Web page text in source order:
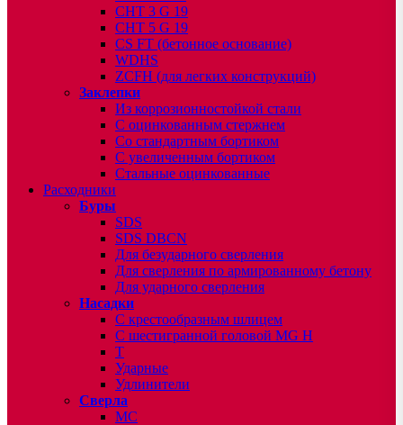
CHT 3 G 19
CHT 5 G 19
CS FT (бетонное основание)
WDHS
ZCFH (для легких конструкций)
Заклепки
Из коррозионностойкой стали
С оцинкованным стержнем
Со стандартным бортиком
С увеличенным бортиком
Стальные оцинкованные
Расходники
Буры
SDS
SDS DBCN
Для безударного сверления
Для сверления по армированному бетону
Для ударного сверления
Насадки
С крестообразным шлицем
С шестигранной головой MG H
T
Ударные
Удлинители
Сверла
МС